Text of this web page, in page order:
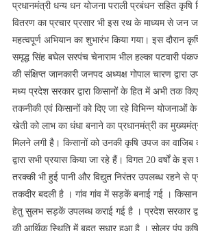
प्रधानमंत्री धन्य धन योजना पराली प्रबंधन सहित कृषि
वितरण का प्रचार प्रसार भी इस रथ के माध्यम से जन
महत्वपूर्ण अभियान का शुभारंभ किया गया। इस दौरान
समृद्ध सिंह बघेल सरपंच चेनाराम भील हल्का पटवारी
की संक्षिप्त जानकारी जनपद अध्यक्ष गोपाल चारण द्वारा
मध्य प्रदेश सरकार द्वारा किसानों के हित में अभी तक
तकनीकी एवं किसानों को दिए जा रहे विभिन्न योजनाओं
खेती को लाभ का धंधा बनाने का प्रधानमंत्री का
मिलने लगी है। किसानों को उनकी कृषि उपज का वाजिब
द्वारा सभी प्रयास किया जा रहे हैं। विगत 20 वर्षों के
तरक्की भी हुई पानी और विद्युत निरंतर उपलब्ध रहने से
तकदीर बदली है । गांव गांव में सड़कें बनाई गई ।
हेतु सुलभ सड़कें उपलब्ध कराई गई है । प्रदेश सरकार
की आर्थिक स्थिति में बहुत सुधार हुआ है । सोलर पंप